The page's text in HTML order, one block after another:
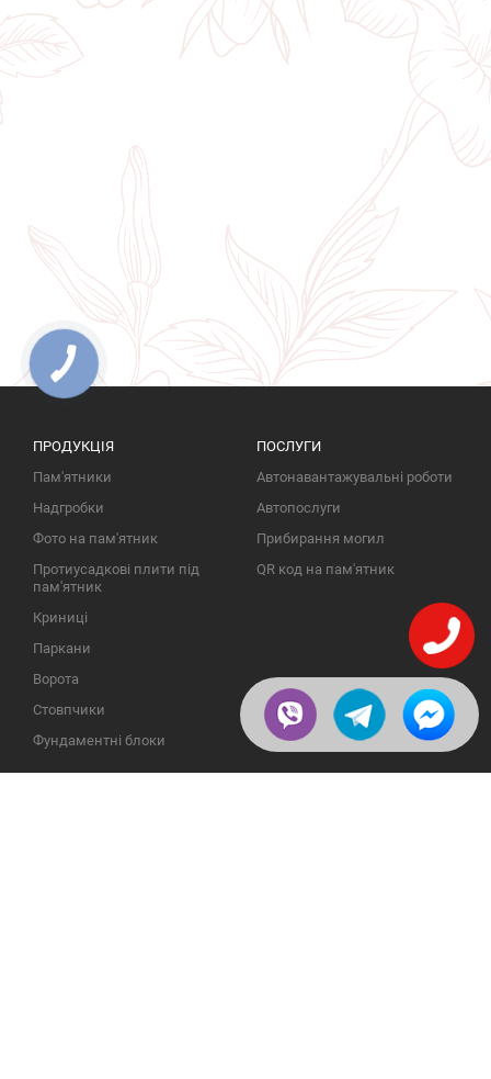
ПРОДУКЦІЯ
Пам'ятники
Надгробки
Фото на пам'ятник
Протиусадкові плити під
пам'ятник
Криниці
Паркани
Ворота
Стовпчики
Фундаментні блоки
ПОСЛУГИ
Автонавантажувальні роботи
Автопослуги
Прибирання могил
QR код на пам'ятник